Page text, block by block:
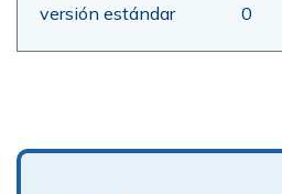
versión estándar 0